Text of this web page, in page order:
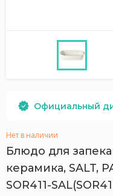
Официальный
Нет в наличии
Блюдо для
керамика, SALT,
SOR411-